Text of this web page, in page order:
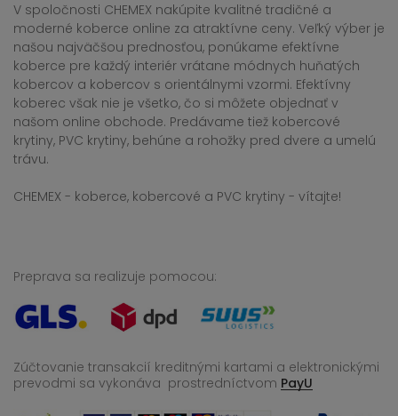
V spoločnosti CHEMEX nakúpite kvalitné tradičné a
moderné koberce online za atraktívne ceny. Veľký výber je
našou najväčšou prednosťou, ponúkame efektívne
koberce pre každý interiér vrátane módnych huňatých
kobercov a kobercov s orientálnymi vzormi. Efektívny
koberec však nie je všetko, čo si môžete objednať v
našom online obchode. Predávame tiež kobercové
krytiny, PVC krytiny, behúne a rohožky pred dvere a umelú
trávu.
CHEMEX - koberce, kobercové a PVC krytiny - vítajte!
Preprava sa realizuje pomocou:
Zúčtovanie transakcií kreditnými kartami a elektronickými
prevodmi sa vykonáva prostredníctvom PayU